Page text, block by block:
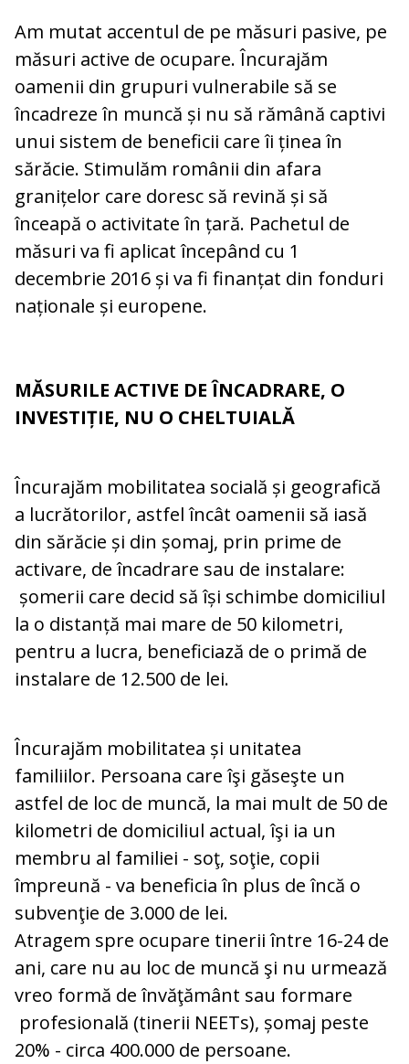
Am mutat accentul de pe măsuri pasive, pe
măsuri active de ocupare. Încurajăm
oamenii din grupuri vulnerabile să se
încadreze în muncă și nu să rămână captivi
unui sistem de beneficii care îi ținea în
sărăcie. Stimulăm românii din afara
granițelor care doresc să revină și să
înceapă o activitate în țară. Pachetul de
măsuri va fi aplicat începând cu 1
decembrie 2016 și va fi finanțat din fonduri
naționale și europene.
MĂSURILE ACTIVE DE ÎNCADRARE, O
INVESTIȚIE, NU O CHELTUIALĂ
Încurajăm mobilitatea socială și geografică
a lucrătorilor, astfel încât oamenii să iasă
din sărăcie și din șomaj, prin prime de
activare, de încadrare sau de instalare:
șomerii care decid să își schimbe domiciliul
la o distanță mai mare de 50 kilometri,
pentru a lucra, beneficiază de o primă de
instalare de 12.500 de lei.
Încurajăm mobilitatea și unitatea
familiilor. Persoana care îşi găseşte un
astfel de loc de muncă, la mai mult de 50 de
kilometri de domiciliul actual, îşi ia un
membru al familiei - soţ, soţie, copii
împreună - va beneficia în plus de încă o
subvenţie de 3.000 de lei.
Atragem spre ocupare tinerii între 16-24 de
ani, care nu au loc de muncă şi nu urmează
vreo formă de învăţământ sau formare
profesională (tinerii NEETs), șomaj peste
20% - circa 400.000 de persoane.